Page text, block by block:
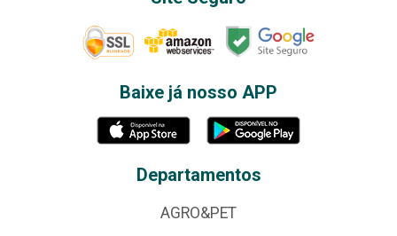
Baixe já nosso APP
Departamentos
AGRO&PET